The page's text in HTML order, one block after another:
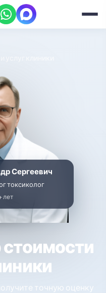
точную оценку
Сергеевич
токсиколог
лет